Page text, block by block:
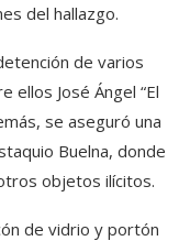
del hallazgo.
de varios
José Ángel “El
se aseguró una
Buelna, donde
objetos ilícitos.
de vidrio y portón